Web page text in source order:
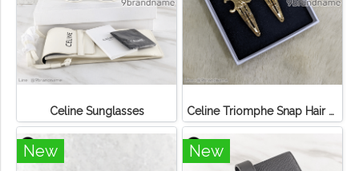
Celine Sunglasses Celine Triomphe Snap Hair Clips in Brass
New New